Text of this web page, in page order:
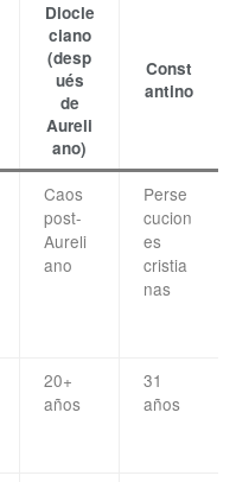
Diocle
ciano
(desp
ués
de
Aureli
ano)
Const
antino
Caos
post-
Aureli
ano
Perse
cucion
es
cristia
nas
20+
años
31
años